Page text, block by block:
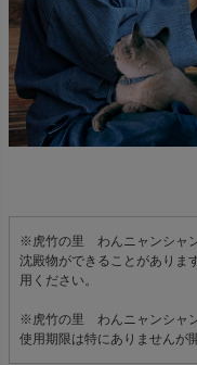
※虎竹の里 わんニャンシャ
沈殿物ができることがありま
用ください。
※虎竹の里 わんニャンシャ
使用期限は特にありませんが